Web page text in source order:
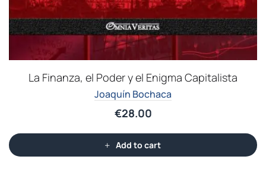
La Finanza, el Poder y el Enigma Capitalista
Joaquín Bochaca
€28.00
Add to cart